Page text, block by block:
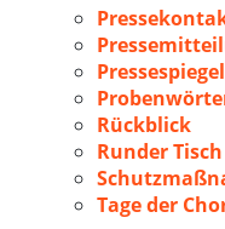
Pressespiegel
Rückblick
Runder
Tage der